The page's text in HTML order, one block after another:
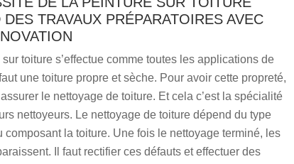
DES TRAVAUX PRÉPARATOIRES AVEC
sur toiture s’effectue comme toutes les applications de
une toiture propre et sèche. Pour avoir cette propreté,
le nettoyage de toiture. Et cela c’est la spécialité
nettoyeurs. Le nettoyage de toiture dépend du type
composant la toiture. Une fois le nettoyage terminé, les
Il faut rectifier ces défauts et effectuer des